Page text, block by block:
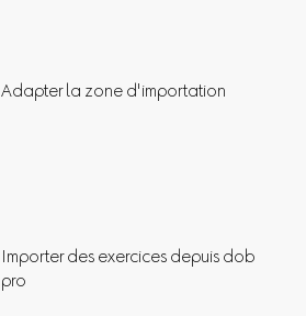
Adapter la zone d'importation
Importer des exercices depuis dob
pro